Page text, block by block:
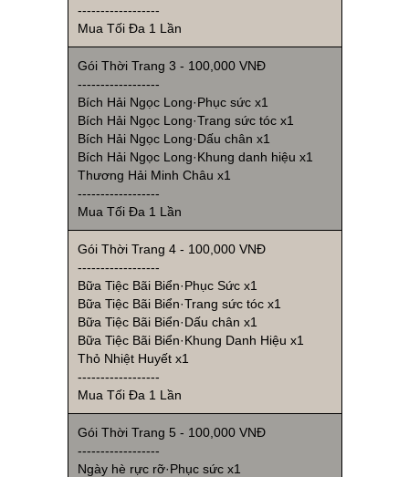
------------------
Mua Tối Đa 1 Lần
Gói Thời Trang 3 - 100,000 VNĐ
------------------
Bích Hải Ngọc Long·Phục sức x1
Bích Hải Ngọc Long·Trang sức tóc x1
Bích Hải Ngọc Long·Dấu chân x1
Bích Hải Ngọc Long·Khung danh hiệu x1
Thương Hải Minh Châu x1
------------------
Mua Tối Đa 1 Lần
Gói Thời Trang 4 - 100,000 VNĐ
------------------
Bữa Tiệc Bãi Biển·Phục Sức x1
Bữa Tiệc Bãi Biển·Trang sức tóc x1
Bữa Tiệc Bãi Biển·Dấu chân x1
Bữa Tiệc Bãi Biển·Khung Danh Hiệu x1
Thỏ Nhiệt Huyết x1
------------------
Mua Tối Đa 1 Lần
Gói Thời Trang 5 - 100,000 VNĐ
------------------
Ngày hè rực rỡ·Phục sức x1